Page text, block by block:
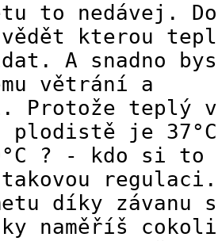
to nedávej.
vědět kterou
A snadno
větrání a
Protože teplý
plodistě je 37°C
? - kdo si to
regulaci.
díky závanu
naměříš